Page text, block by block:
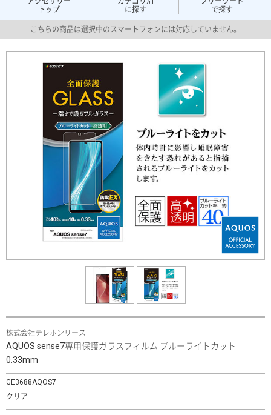
トップ
に探す
で探す
こちらの商品は選択中のスマートフォンには対応していません。
株式会社テレホンリース
AQUOS sense7専用保護ガラスフィルム ブルーライトカット
0.33mm
GE3688AQOS7
クリア